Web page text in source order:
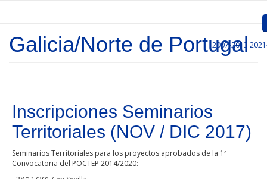
Convocatorias
Proyectos Aprobados
Comunicación
2007-2013
Galicia/Norte de Portugal
Inscripciones Seminarios
Territoriales (NOV / DIC 2017)
Seminarios Territoriales para los proyectos aprobados de la 1ª
Convocatoria del POCTEP 2014/2020: